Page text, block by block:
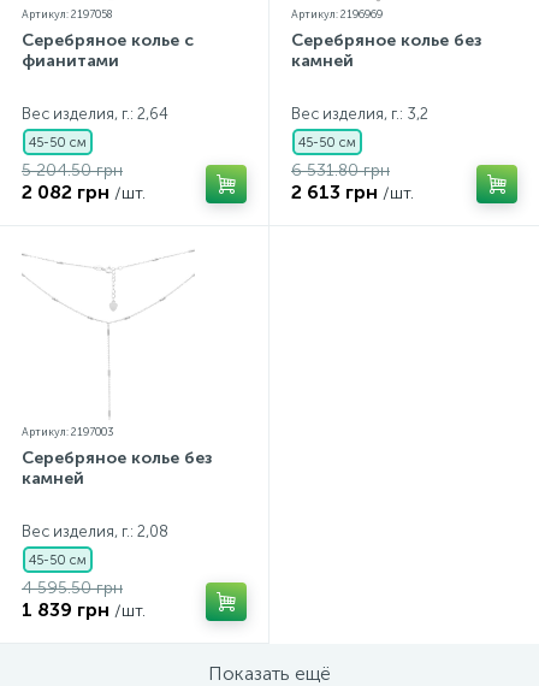
Артикул: 2197058
Серебряное колье с
фианитами
Вес изделия, г.: 2,64
45-50 см
5 204.50 грн
2 082 грн /шт.
Артикул: 2196969
Серебряное колье без
камней
Вес изделия, г.: 3,2
45-50 см
6 531.80 грн
2 613 грн /шт.
Артикул: 2197003
Серебряное колье без
камней
Вес изделия, г.: 2,08
45-50 см
4 595.50 грн
1 839 грн /шт.
Показать ещё